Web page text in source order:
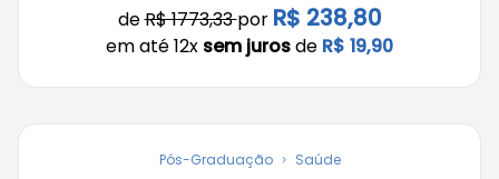
deR$ 1773,33por R$ 238,80
em até 12x sem jurosde R$ 19,90
Pós-Graduação Saúde